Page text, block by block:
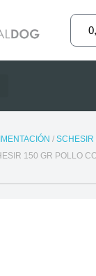
/ SCHESIR
150 GR POLLO